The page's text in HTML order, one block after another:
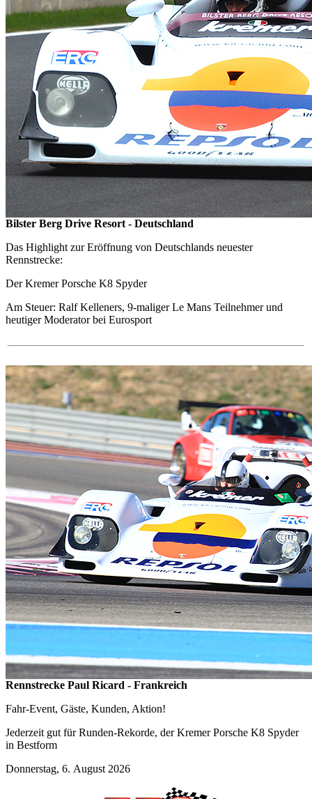
Bilster Berg Drive Resort - Deutschland
Das Highlight zur Eröffnung von Deutschlands neuester
Rennstrecke:
Der Kremer Porsche K8 Spyder
Am Steuer: Ralf Kelleners, 9-maliger Le Mans Teilnehmer und
heutiger Moderator bei Eurosport
Rennstrecke Paul Ricard - Frankreich
Fahr-Event, Gäste, Kunden, Aktion!
Jederzeit gut für Runden-Rekorde, der Kremer Porsche K8 Spyder
in Bestform
Donnerstag, 6. August 2026